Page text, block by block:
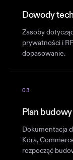
Dowody
Zasoby
prywatności i
dopasowanie.
03
Plan budowy
Dokumentacja
Kora,
rozpocząć